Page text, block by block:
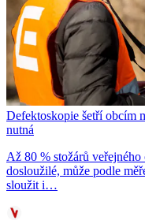
Defektoskopie šetří obcím
nutná
Až 80 % stožárů
dosloužilé, může podle
sloužit i…